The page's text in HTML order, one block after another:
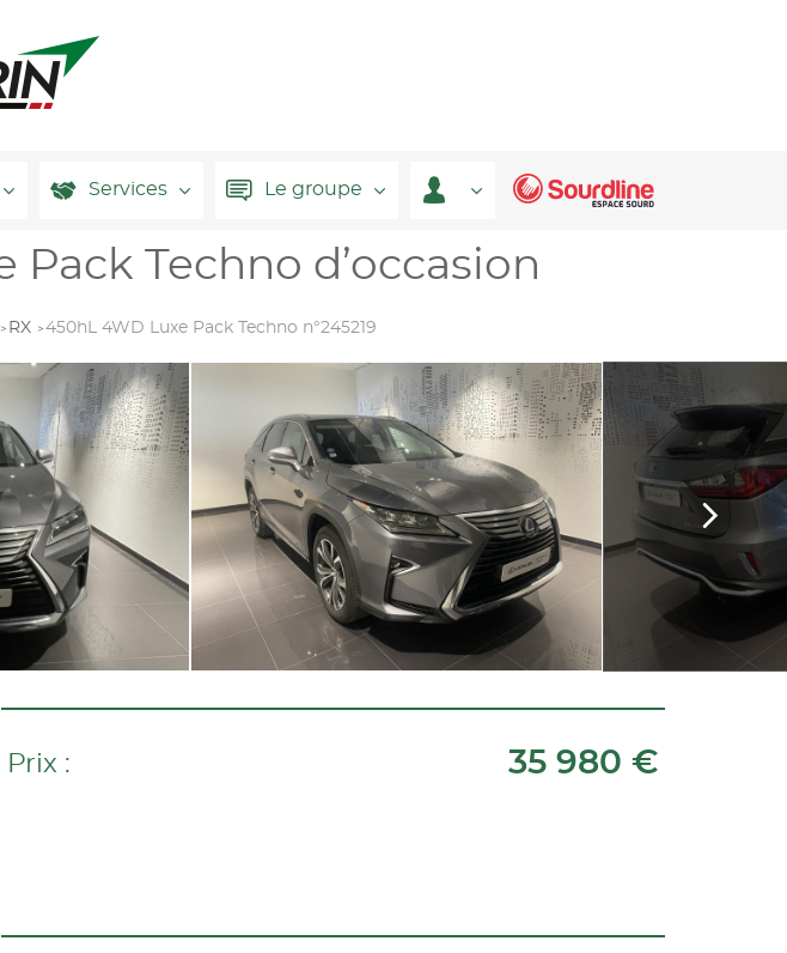
Services Le groupe
Pack Techno d’occasion
RX 450hL 4WD Luxe Pack Techno n°245219
Prix : 35 980 €